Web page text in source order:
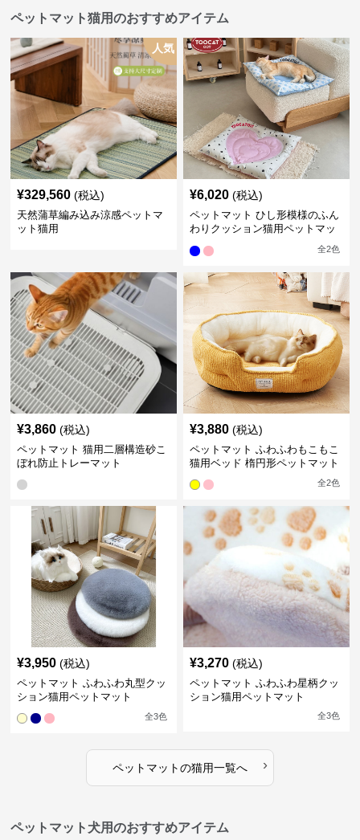
ペットマット猫用のおすすめアイテム
人気
¥329,560 (税込)
天然蒲草編み込み涼感ペットマ
ット猫用
¥6,020 (税込)
ペットマット ひし形模様のふん
わりクッション猫用ペットマッ
全2色
¥3,860 (税込)
ペットマット 猫用二層構造砂こ
ぼれ防止トレーマット
¥3,880 (税込)
ペットマット ふわふわもこもこ
猫用ベッド 楕円形ペットマット
全2色
¥3,950 (税込)
ペットマット ふわふわ丸型クッ
ション猫用ペットマット
全3色
¥3,270 (税込)
ペットマット ふわふわ星柄クッ
ション猫用ペットマット
全3色
ペットマットの猫用一覧へ ›
ペットマット犬用のおすすめアイテム